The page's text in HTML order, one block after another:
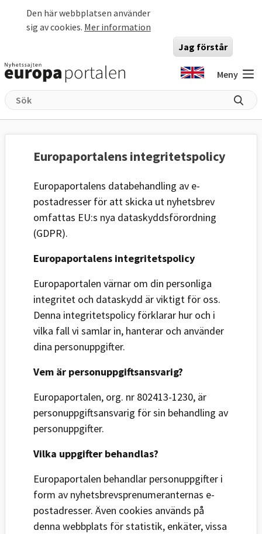
Den här webbplatsen använder
sig av cookies. Mer information
Jag förstår
Meny
Europaportalens integritetspolicy
Europaportalens databehandling av e-
postadresser för att skicka ut nyhetsbrev
omfattas EU:s nya dataskyddsförordning
(GDPR).
Europaportalens integritetspolicy
Europaportalen värnar om din personliga
integritet och dataskydd är viktigt för oss.
Denna integritetspolicy förklarar hur och i
vilka fall vi samlar in, hanterar och använder
dina personuppgifter.
Vem är personuppgiftsansvarig?
Europaportalen, org. nr 802413-1230, är
personuppgiftsansvarig för sin behandling av
personuppgifter.
Vilka uppgifter behandlas?
Europaportalen behandlar personuppgifter i
form av nyhetsbrevsprenumeranternas e-
postadresser. Även cookies används på
denna webbplats för statistik, enkäter, vissa